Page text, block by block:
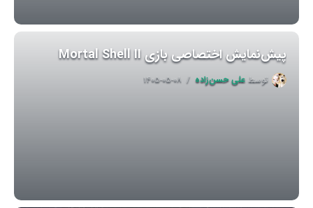
پیش‌نمایش اختصاصی بازی Mortal Shell II
توسط علی حسن‌زاده ۱۴۰۵-۰۵-۰۸